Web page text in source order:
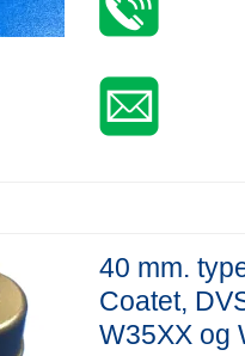
40 mm.
Coatet,
W35XX og